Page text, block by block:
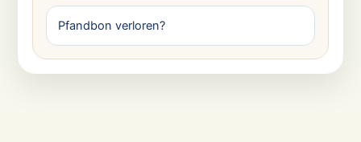
Pfandbon verloren?